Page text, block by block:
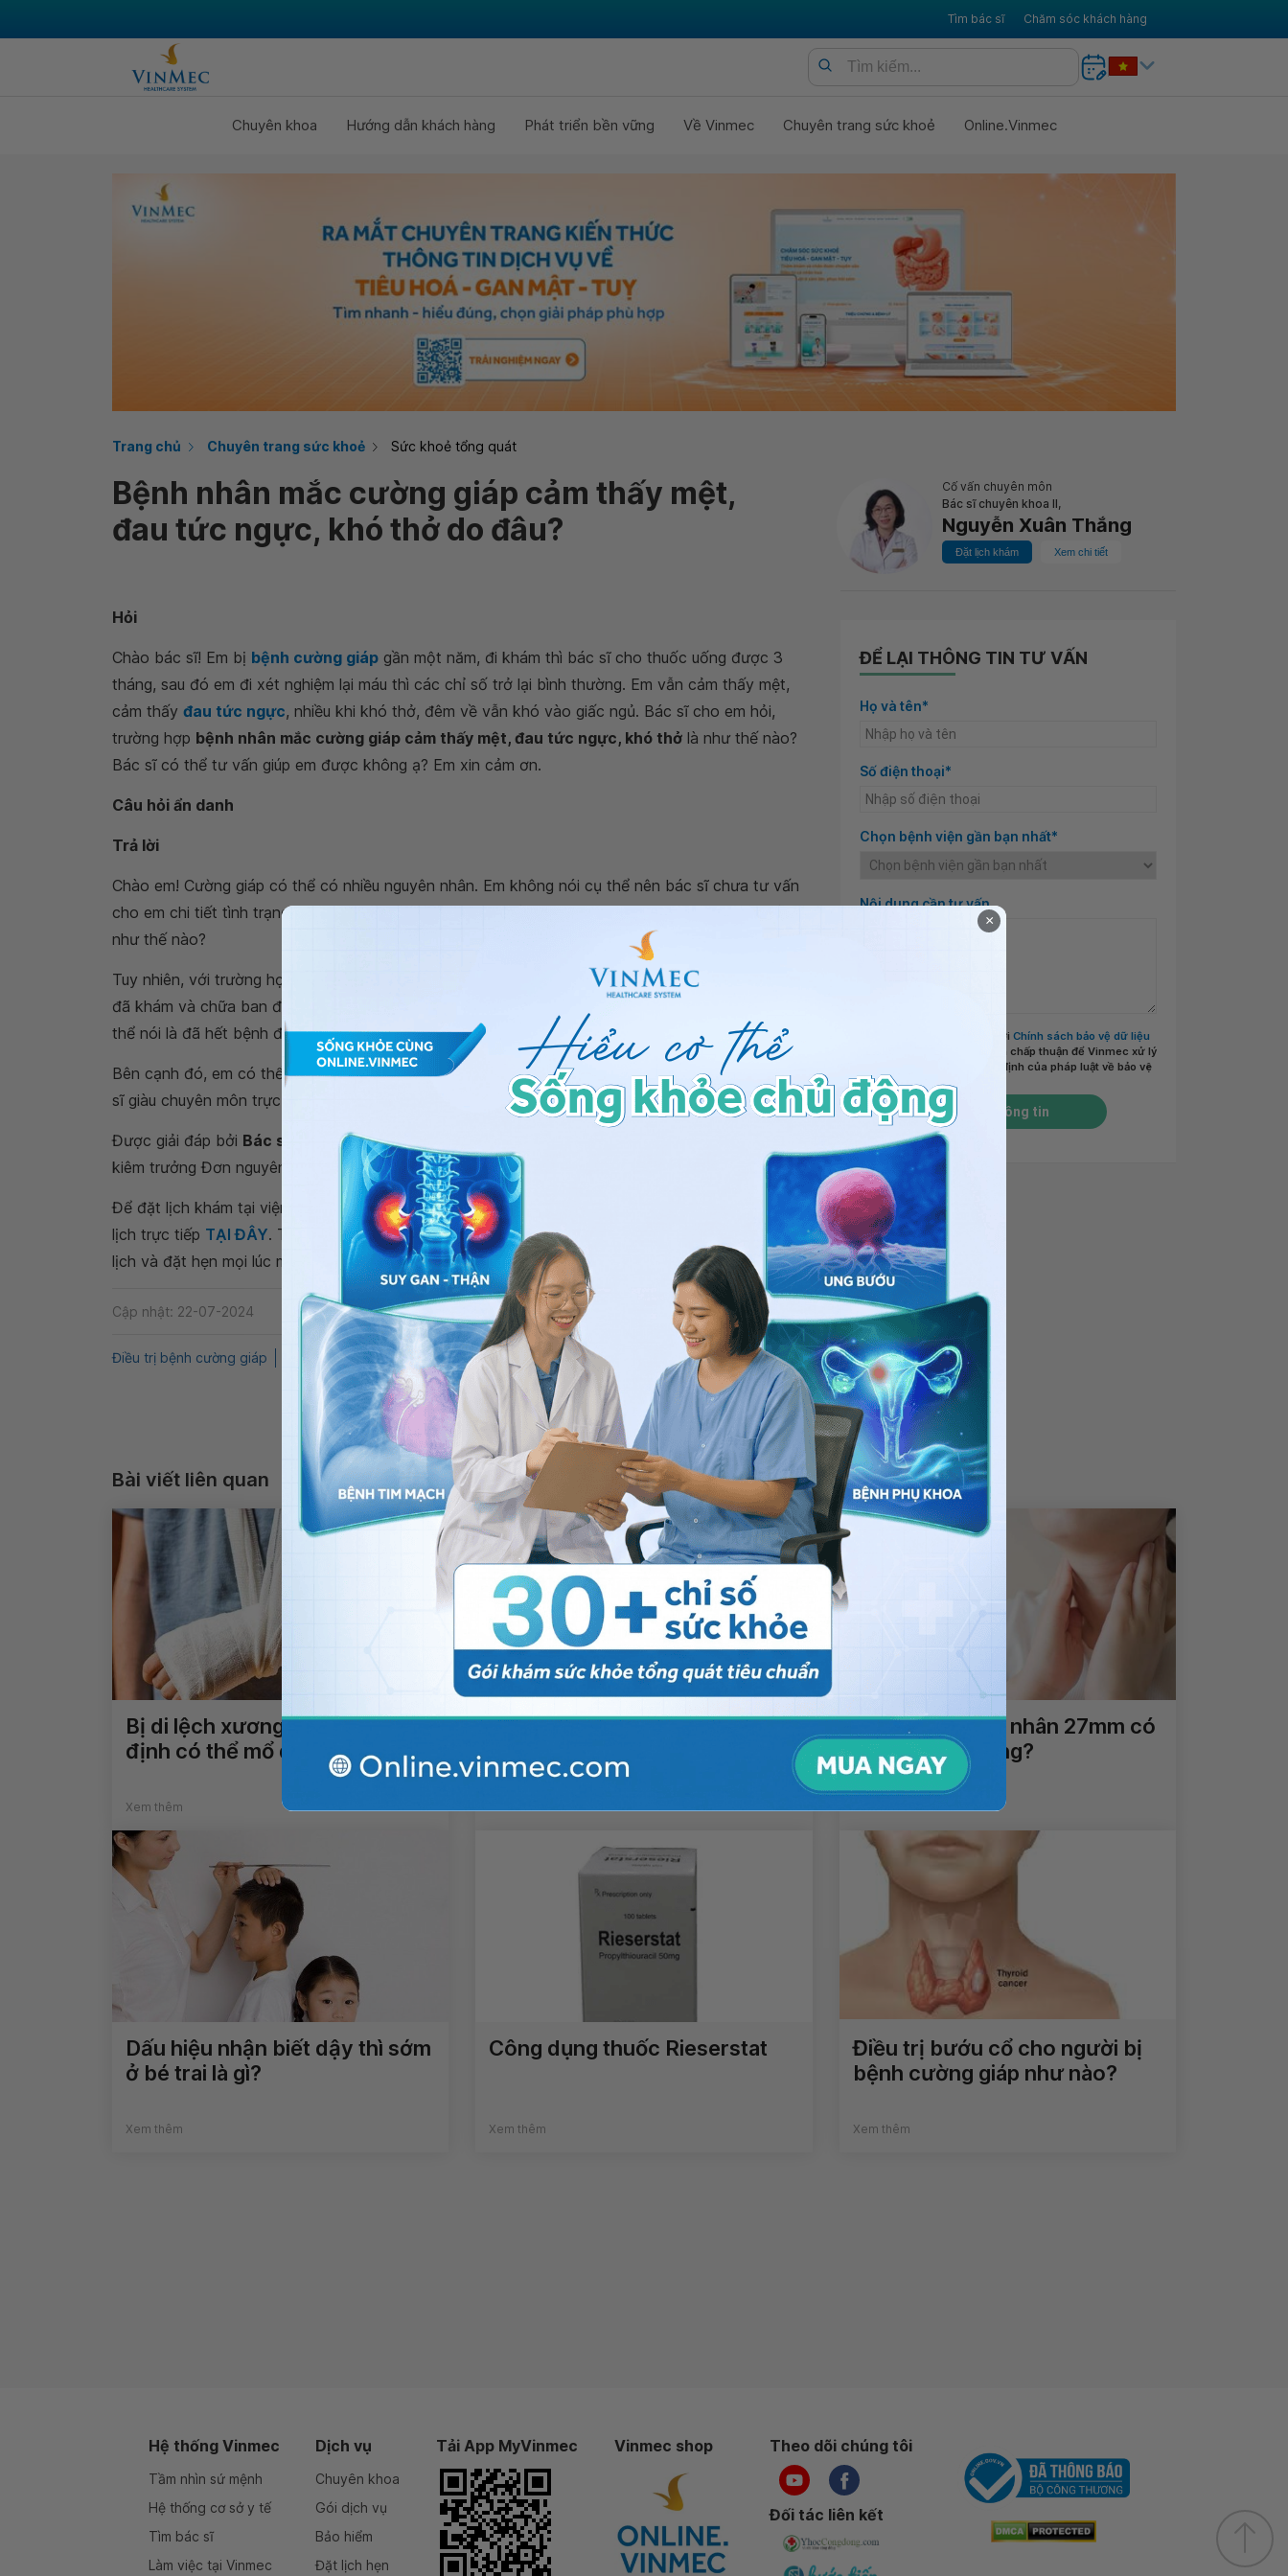
Tìm bác sĩ Chăm sóc khách hàng
Chuyên khoa Hướng dẫn khách hàng Phát triển bền vững Về Vinmec Chuyên trang sức khoẻ Online.Vinmec
Trang chủ Chuyên trang sức khoẻ Sức khoẻ tổng quát
Bệnh nhân mắc cường giáp cảm thấy mệt,
đau tức ngực, khó thở do đâu?
Cố vấn chuyên môn
Bác sĩ chuyên khoa II,
Nguyễn Xuân Thắng
Đặt lịch khám Xem chi tiết
Hỏi
Chào bác sĩ! Em bị bệnh cường giáp gần một năm, đi khám thì bác sĩ cho thuốc uống được 3
tháng, sau đó em đi xét nghiệm lại máu thì các chỉ số trở lại bình thường. Em vẫn cảm thấy mệt,
cảm thấy đau tức ngực, nhiều khi khó thở, đêm về vẫn khó vào giấc ngủ. Bác sĩ cho em hỏi,
trường hợp bệnh nhân mắc cường giáp cảm thấy mệt, đau tức ngực, khó thở là như thế nào?
Bác sĩ có thể tư vấn giúp em được không ạ? Em xin cảm ơn.
Câu hỏi ẩn danh
Trả lời
Chào em! Cường giáp có thể có nhiều nguyên nhân. Em không nói cụ thể nên bác sĩ chưa tư vấn
cho em chi tiết tình trạng,
như thế nào?
Tuy nhiên, với trường hợp của em, em phải đi khám và dùng thuốc theo kế hoạch điều trị của bác sĩ
đã khám và chữa ban đầu. Sau khi uống thuốc kết quả xét nghiệm của em bình thường cũng không
thể nói là đã hết bệnh được.
Bên cạnh đó, em có thể tới bệnh viện thuộcHệ thống Y tế Vinmec
để được kiểm tra bởi các bác
sĩ giàu chuyên môn trực tiếp thăm khám. Chúc em mạnh khỏe.
Được giải đáp bởi Bác sĩ chuyên khoa II Nguyễn Xuân Thắng
kiêm trưởng Đơn nguyên Nội trú Nội bệnh - Bệnh viện Đa khoa Quốc tế Vinmec Central Park
Để đặt lịch khám tại viện, Quý khách vui lòng bấm sốHOTLINE
hoặc đặt
lịch trực tiếp TẠI ĐÂY. Tải và đặt lịch khám tự động trên ứng dụng My Vinmec để quản lý, theo dõi
lịch và đặt hẹn mọi lúc mọi nơi ngay trên ứng dụng.
Cập nhật: 22-07-2024 Chia sẻ
Điều trị bệnh cường giáp Bệnh cường giáp QnA Nội tiết Thuốc chữa cường giáp đau tức ngực
ĐỂ LẠI THÔNG TIN TƯ VẤN
Họ và tên*
Số điện thoại*
Chọn bệnh viện gần bạn nhất*
Nội dung cần tư vấn
Tôi đã đọc và đồng ý với Chính sách bảo vệ dữ liệu
và chấp thuận để Vinmec xử lý
DLCN của tôi theo quy định của pháp luật về bảo vệ
DLCN.*
Gửi thông tin
Bài viết liên quan
Bị di lệch xương sau bó lá cố
định có thể mổ được không?
Xem thêm
Trẻ thủ dâm có phải dấu hiệu
Xem thêm
Bướu basedow nhân 27mm có
nguy hiểm không?
Xem thêm
Dấu hiệu nhận biết dậy thì sớm
ở bé trai là gì?
Xem thêm
Công dụng thuốc Rieserstat
Xem thêm
Điều trị bướu cổ cho người bị
bệnh cường giáp như nào?
Xem thêm
Hệ thống Vinmec
Tầm nhìn sứ mệnh
Hệ thống cơ sở y tế
Tìm bác sĩ
Làm việc tại Vinmec
Dịch vụ
Chuyên khoa
Gói dịch vụ
Bảo hiểm
Đặt lịch hẹn
Tải App MyVinmec Vinmec shop Theo dõi chúng tôi
Đối tác liên kết
×